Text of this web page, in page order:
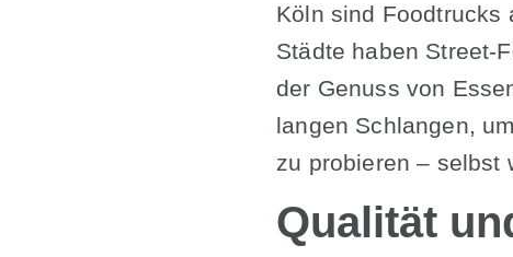
Köln sind Foodtrucks
Städte haben Street-
der Genuss von
langen Schlangen,
zu probieren – selbst
Qualität